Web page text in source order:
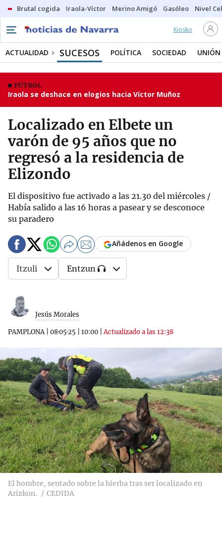
Brutal cogida Iraola-Víctor Merino Amigó Gasóleo Nivel
Kiosko
ACTUALIDAD SUCESOS POLÍTICA SOCIEDAD UNIÓN
FÚTBOL
Iraola se deshace en elogios hacia Víctor Muñoz
Localizado en Elbete un
varón de 95 años que no
regresó a la residencia de
Elizondo
El dispositivo fue activado a las 21.30 del miércoles /
Había salido a las 16 horas a pasear y se desconoce
su paradero
Jesús Morales
PAMPLONA| 08·05·25 10:00 |Actualizado a las 12:38
Añádenos en Google
Itzuli Entzun
El hombre, sentado sobre la hierba tras ser localizado en
Arizkun.
CEDIDA